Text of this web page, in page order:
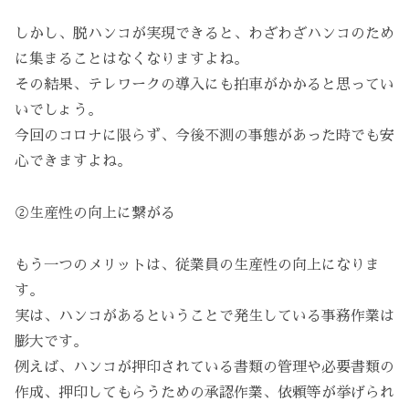
しかし、脱ハンコが実現できると、わざわざハンコのため
に集まることはなくなりますよね。
その結果、テレワークの導入にも拍車がかかると思ってい
いでしょう。
今回のコロナに限らず、今後不測の事態があった時でも安
心できますよね。
②生産性の向上に繋がる
もう一つのメリットは、従業員の生産性の向上になりま
す。
実は、ハンコがあるということで発生している事務作業は
膨大です。
例えば、ハンコが押印されている書類の管理や必要書類の
作成、押印してもらうための承認作業、依頼等が挙げられ